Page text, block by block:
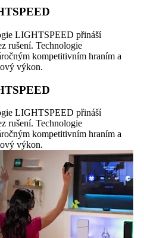
LIGHTSPEED přináší
rušení. Technologie
kompetitivním hraním a
výkon.
LIGHTSPEED přináší
rušení. Technologie
kompetitivním hraním a
výkon.